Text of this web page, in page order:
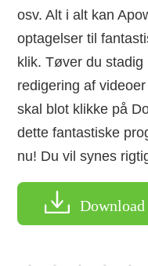
osv. Alt i alt kan
optagelser til
klik. Tøver du
redigering af
skal blot klikke på
dette fantastiske
nu! Du vil synes
Download